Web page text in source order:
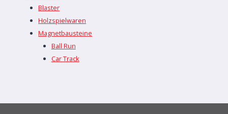
Blaster
Holzspielwaren
Magnetbausteine
Ball Run
Car Track